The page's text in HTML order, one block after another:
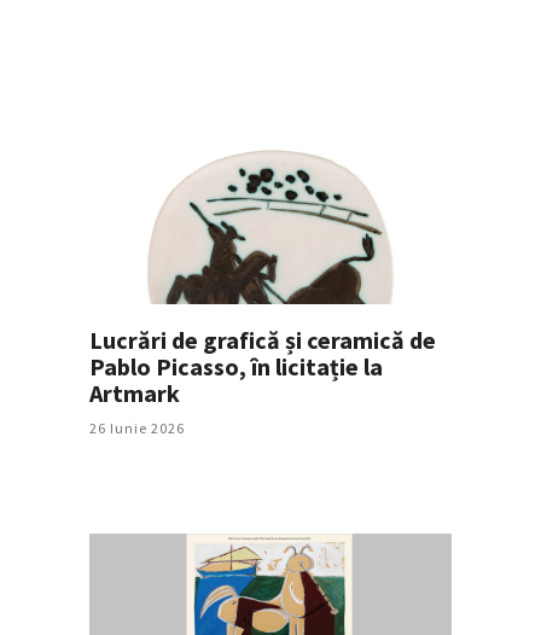
Lucrări de grafică și ceramică de
Pablo Picasso, în licitație la
Artmark
26 Iunie 2026